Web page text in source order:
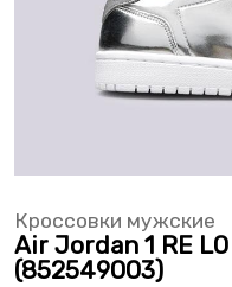
Кроссовки мужские
Air Jordan 1 RE
(852549003)